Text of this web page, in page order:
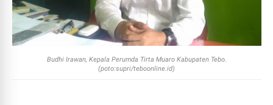
Budhi Irawan, Kepala Perumda Tirta Muaro Kabupaten Tebo.
(poto:supri/teboonline.id)